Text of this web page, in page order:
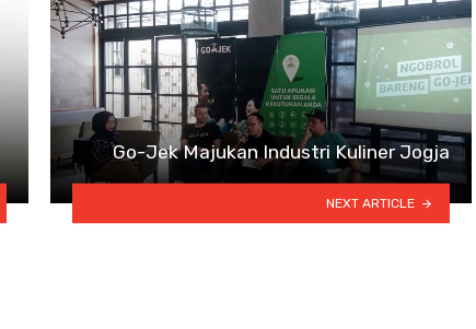
Go-Jek Majukan Industri Kuliner Jogja
NEXT ARTICLE